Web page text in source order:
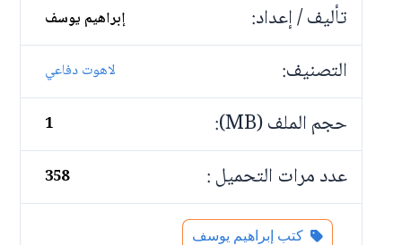
تأليف / إعداد:
إبراهيم يوسف
التصنيف: لاهوت دفاعي
حجم الملف (MB): 1
عدد مرات التحميل : 358
كتب إبراهيم يوسف